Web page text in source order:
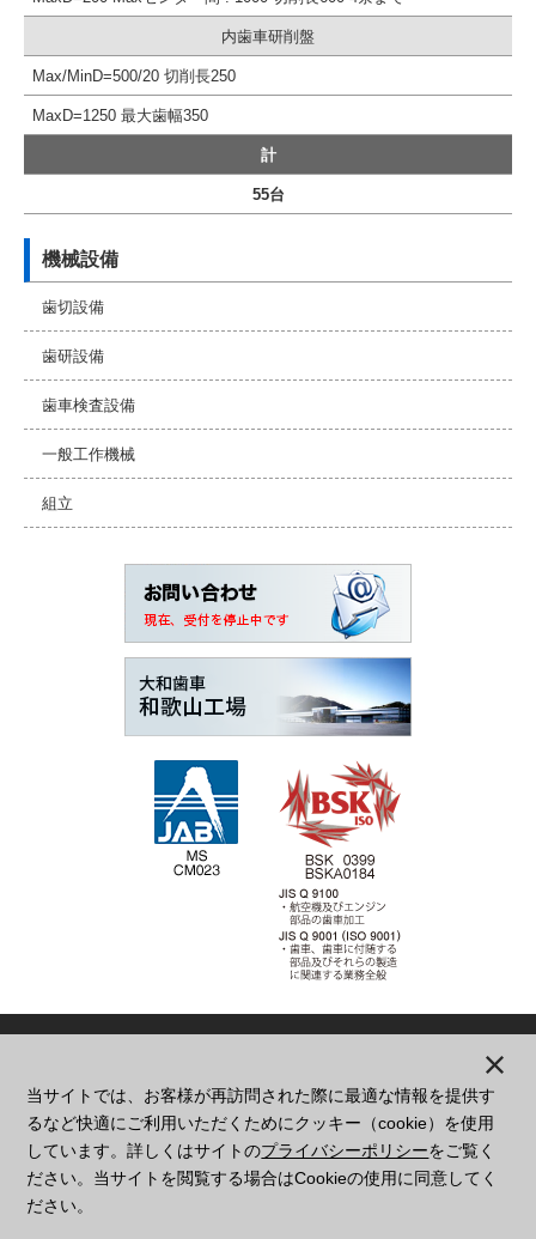
本 大阪府東大阪市西堤学園町1丁目2番23号
06-6782-5141
和歌山 和歌山県日高郡日高川町大字平川字長田84-9
0738-52-0109
内歯車研削盤
Max/MinD=500/20 切削長250
MaxD=1250 最大歯幅350
計
55台
機械設備
歯切設備
歯研設備
歯車検査設備
一般工作機械
組立
当サイトでは、お客様が再訪問された際に最適な情報を提供す
るなど快適にご利用いただくためにクッキー（cookie）を使用
しています。詳しくはサイトのプライバシーポリシーをご覧く
ださい。当サイトを閲覧する場合はCookieの使用に同意してく
ださい。